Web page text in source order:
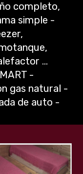
completo,
simple -
…
-
gas natural -
de auto -